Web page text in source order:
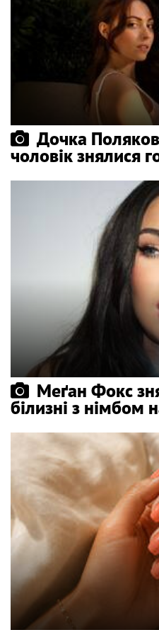
Дочка
чоловік знялися
Меґан Фокс
білизні з німбом